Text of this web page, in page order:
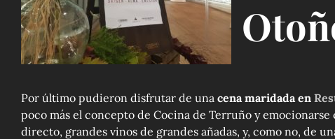
Por último pudieron disfrutar de una cena maridada en
poco más el concepto de Cocina de Terruño y
directo, grandes vinos de grandes añadas, y, como no, de